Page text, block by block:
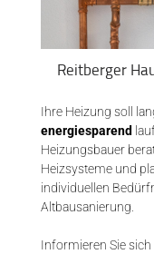
Reitberger
Ihre Heizung soll
energiesparend
Heizungsbauer
Heizsysteme und
individuellen
Altbausanierung.
Informieren Sie